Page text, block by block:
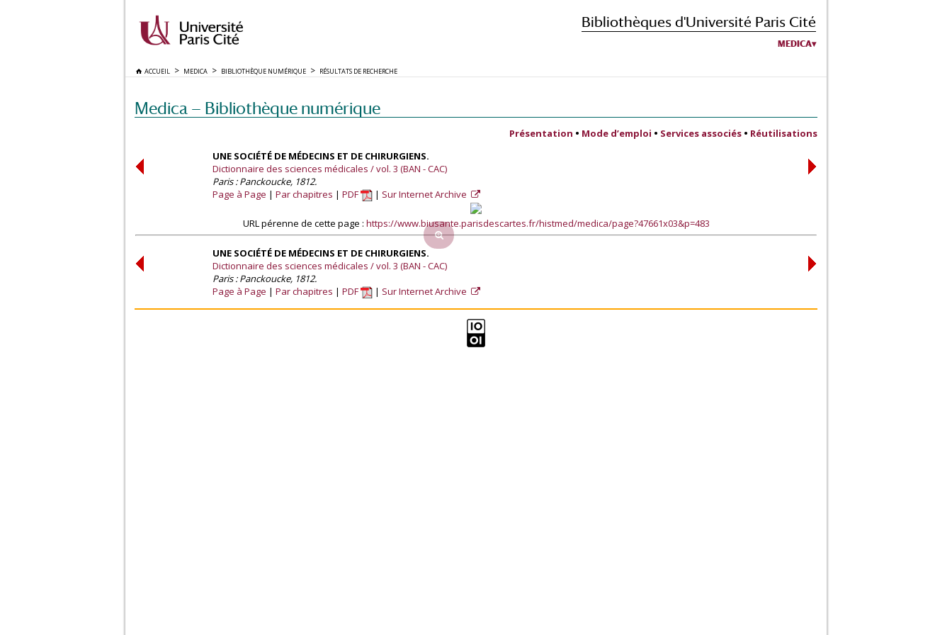
Bibliothèques d'Université Paris Cité
MEDICA
ACCUEIL MEDICA BIBLIOTHÈQUE NUMÉRIQUE RÉSULTATS DE RECHERCHE
Medica — Bibliothèque numérique
Présentation • Mode d’emploi • Services associés • Réutilisations
UNE SOCIÉTÉ DE MÉDECINS ET DE CHIRURGIENS.
Dictionnaire des sciences médicales / vol. 3 (BAN - CAC)
Paris : Panckoucke, 1812.
Page à Page
Par chapitres PDF Sur Internet Archive
URL pérenne de cette page : https://www.biusante.parisdescartes.fr/histmed/medica/page?47661x03&p=483
UNE SOCIÉTÉ DE MÉDECINS ET DE CHIRURGIENS.
Dictionnaire des sciences médicales / vol. 3 (BAN - CAC)
Paris : Panckoucke, 1812.
Page à Page
Par chapitres PDF Sur Internet Archive